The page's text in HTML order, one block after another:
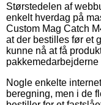
Størstedelen af
enkelt hverdag på
Custom Mag Catch
at der bestilles før et
kunne nå at få
Nogle enkelte
beregning, men i de